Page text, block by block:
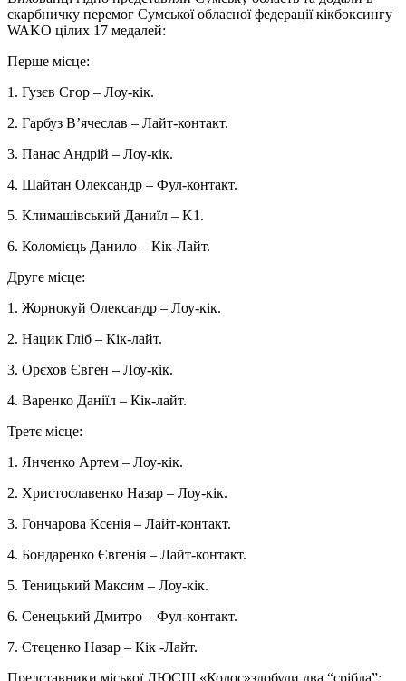
скарбничку перемог Сумської обласної федерації кікбоксингу
WAKO цілих 17 медалей:
Перше місце:
1. Гузєв Єгор – Лоу-кік.
2. Гарбуз Вʼячеслав – Лайт-контакт.
3. Панас Андрій – Лоу-кік.
4. Шайтан Олександр – Фул-контакт.
5. Климашівський Даниїл – K1.
6. Коломієць Данило – Кік-Лайт.
Друге місце:
1. Жорнокуй Олександр – Лоу-кік.
2. Нацик Гліб – Кік-лайт.
3. Орєхов Євген – Лоу-кік.
4. Варенко Даніїл – Кік-лайт.
Третє місце:
1. Янченко Артем – Лоу-кік.
2. Христославенко Назар – Лоу-кік.
3. Гончарова Ксенія – Лайт-контакт.
4. Бондаренко Євгенія – Лайт-контакт.
5. Теницький Максим – Лоу-кік.
6. Сенецький Дмитро – Фул-контакт.
7. Стеценко Назар – Кік -Лайт.
Представники міської ДЮСШ «Колос»здобули два “срібла”: